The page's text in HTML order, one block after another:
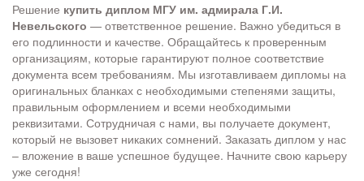
Решение купить диплом МГУ им. адмирала Г.И.
Невельского — ответственное решение. Важно убедиться в
его подлинности и качестве. Обращайтесь к проверенным
организациям, которые гарантируют полное соответствие
документа всем требованиям. Мы изготавливаем дипломы на
оригинальных бланках с необходимыми степенями защиты,
правильным оформлением и всеми необходимыми
реквизитами. Сотрудничая с нами, вы получаете документ,
который не вызовет никаких сомнений. Заказать диплом у нас
– вложение в ваше успешное будущее. Начните свою карьеру
уже сегодня!